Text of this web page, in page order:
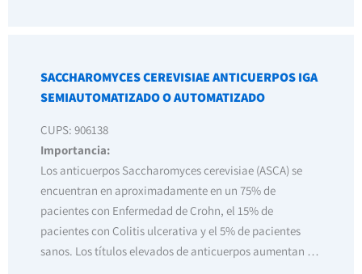
SACCHAROMYCES CEREVISIAE ANTICUERPOS IGA
SEMIAUTOMATIZADO O AUTOMATIZADO
CUPS: 906138
Importancia:
Los anticuerpos Saccharomyces cerevisiae (ASCA) se
encuentran en aproximadamente en un 75% de
pacientes con Enfermedad de Crohn, el 15% de
pacientes con Colitis ulcerativa y el 5% de pacientes
sanos. Los títulos elevados de anticuerpos aumentan …